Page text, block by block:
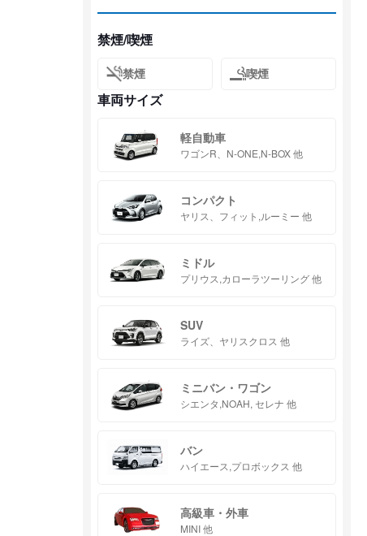
禁煙/喫煙
禁煙 喫煙
車両サイズ
軽自動車
ワゴンR、N-ONE,N-BOX 他
コンパクト
ヤリス、フィット,ルーミー 他
ミドル
プリウス,カローラツーリング 他
SUV
ライズ、ヤリスクロス 他
ミニバン・ワゴン
シエンタ,NOAH, セレナ 他
バン
ハイエース,プロボックス 他
高級車・外車
MINI 他